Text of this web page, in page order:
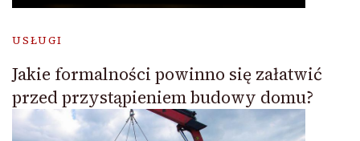
USŁUGI
Jakie formalności powinno się załatwić
przed przystąpieniem budowy domu?